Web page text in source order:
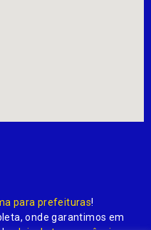
para prefeituras!
onde garantimos em